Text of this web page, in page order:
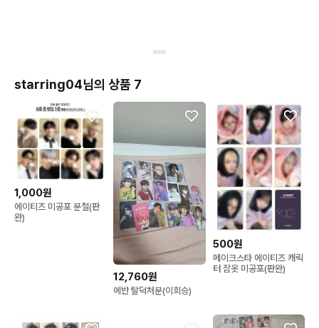
starring04님의 상품 7
1,000원
에이티즈 미공포 분철(판
완)
12,760원
에반 탈덕처분(이희승)
500원
메이크스타 에이티즈 캐릭
터 잠옷 미공포(판완)